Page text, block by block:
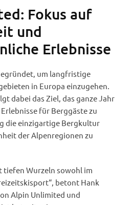
Fokus auf
und
Erlebnisse
um langfristige
in Europa einzugehen.
dabei das Ziel, das ganze Jahr
für Berggäste zu
die einzigartige Bergkultur
der Alpenregionen zu
tiefen Wurzeln sowohl im
betont Hank
Alpin Unlimited und